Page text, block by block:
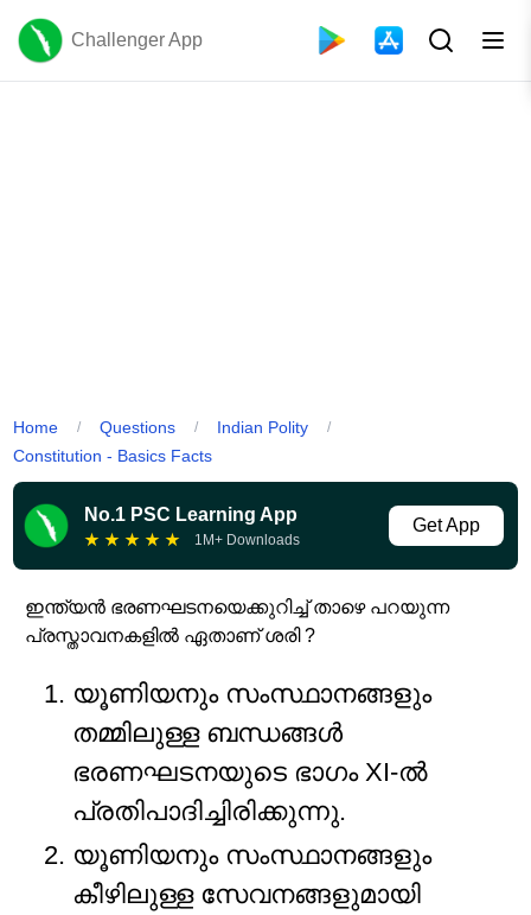
Challenger App
Home / Questions / Indian Polity /
Constitution - Basics Facts
No.1 PSC Learning App
★ ★ ★ ★ ★ 1M+ Downloads
Get App
ഇന്ത്യൻ ഭരണഘടനയെക്കുറിച്ച് താഴെ പറയുന്ന
പ്രസ്താവനകളിൽ ഏതാണ് ശരി ?
യൂണിയനും സംസ്ഥാനങ്ങളും
തമ്മിലുള്ള ബന്ധങ്ങൾ
ഭരണഘടനയുടെ ഭാഗം XI-ൽ
പ്രതിപാദിച്ചിരിക്കുന്നു.
യൂണിയനും സംസ്ഥാനങ്ങളും
കീഴിലുള്ള സേവനങ്ങളുമായി